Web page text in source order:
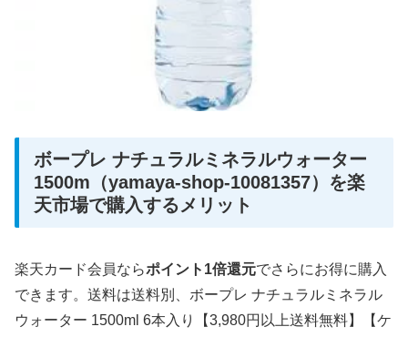
ボープレ ナチュラルミネラルウォーター
1500m（yamaya-shop-10081357）を楽
天市場で購入するメリット
楽天カード会員ならポイント1倍還元でさらにお得に購入
できます。送料は送料別、ボープレ ナチュラルミネラル
ウォーター 1500ml 6本入り【3,980円以上送料無料】【ケ